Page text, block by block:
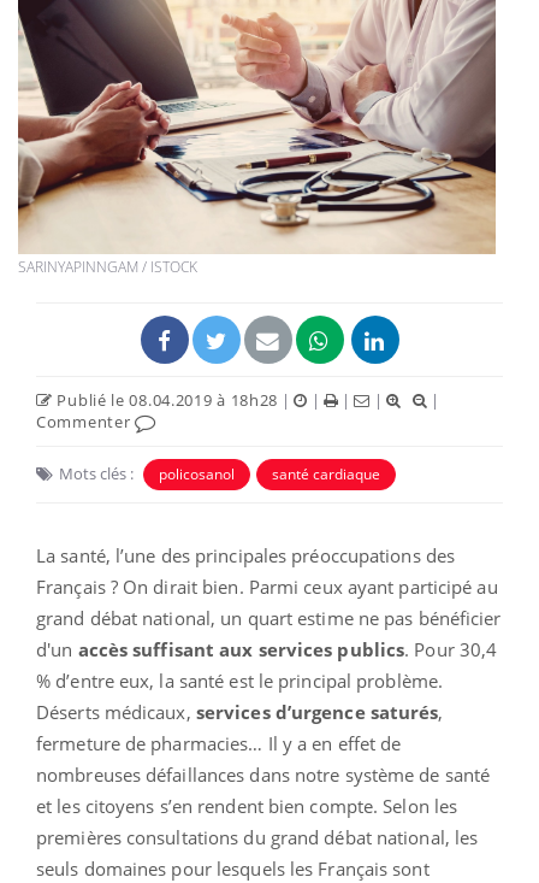
SARINYAPINNGAM / ISTOCK
Publié le 08.04.2019 à 18h28 | | | |
|
Commenter
Mots clés : policosanol santé cardiaque
La santé, l’une des principales préoccupations des
Français ? On dirait bien. Parmi ceux ayant participé au
grand débat national, un quart estime ne pas bénéficier
d'un accès suffisant aux services publics. Pour 30,4
% d’entre eux, la santé est le principal problème.
Déserts médicaux, services d’urgence saturés,
fermeture de pharmacies… Il y a en effet de
nombreuses défaillances dans notre système de santé
et les citoyens s’en rendent bien compte. Selon les
premières consultations du grand débat national, les
seuls domaines pour lesquels les Français sont